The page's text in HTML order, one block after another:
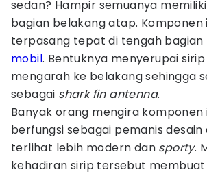
sedan? Hampir semuanya
bagian belakang atap. Komponen
terpasang tepat di tengah
mobil. Bentuknya menyerupai
mengarah ke belakang sehingga
sebagai shark fin antenna.
Banyak orang mengira komponen
berfungsi sebagai pemanis
terlihat lebih modern dan sporty.
kehadiran sirip tersebut